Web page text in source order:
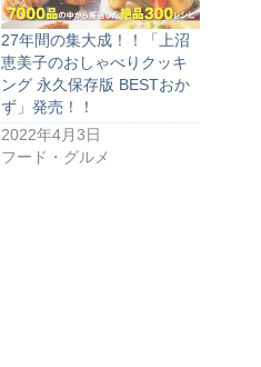
27年間の集大成！！「上沼
恵美子のおしゃべりクッキ
ング 永久保存版 BESTおか
ず」発売！！
2022年4月3日
フード・グルメ